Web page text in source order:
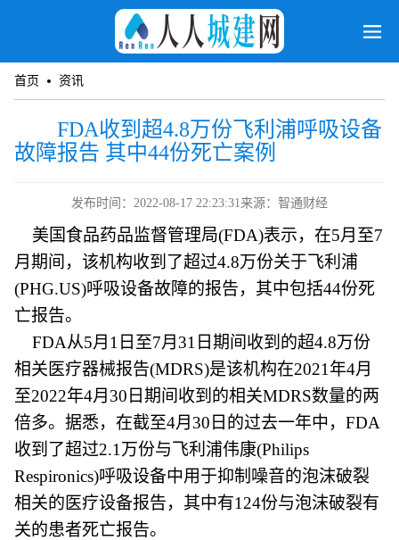
首页 资讯
FDA收到超4.8万份飞利浦呼吸设备
故障报告 其中44份死亡案例
发布时间：2022-08-17 22:23:31来源：智通财经
美国食品药品监督管理局(FDA)表示，在5月至7
月期间，该机构收到了超过4.8万份关于飞利浦
(PHG.US)呼吸设备故障的报告，其中包括44份死
亡报告。
FDA从5月1日至7月31日期间收到的超4.8万份
相关医疗器械报告(MDRS)是该机构在2021年4月
至2022年4月30日期间收到的相关MDRS数量的两
倍多。据悉，在截至4月30日的过去一年中，FDA
收到了超过2.1万份与飞利浦伟康(Philips
Respironics)呼吸设备中用于抑制噪音的泡沫破裂
相关的医疗设备报告，其中有124份与泡沫破裂有
关的患者死亡报告。